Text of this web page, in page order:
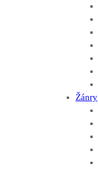
Žánry